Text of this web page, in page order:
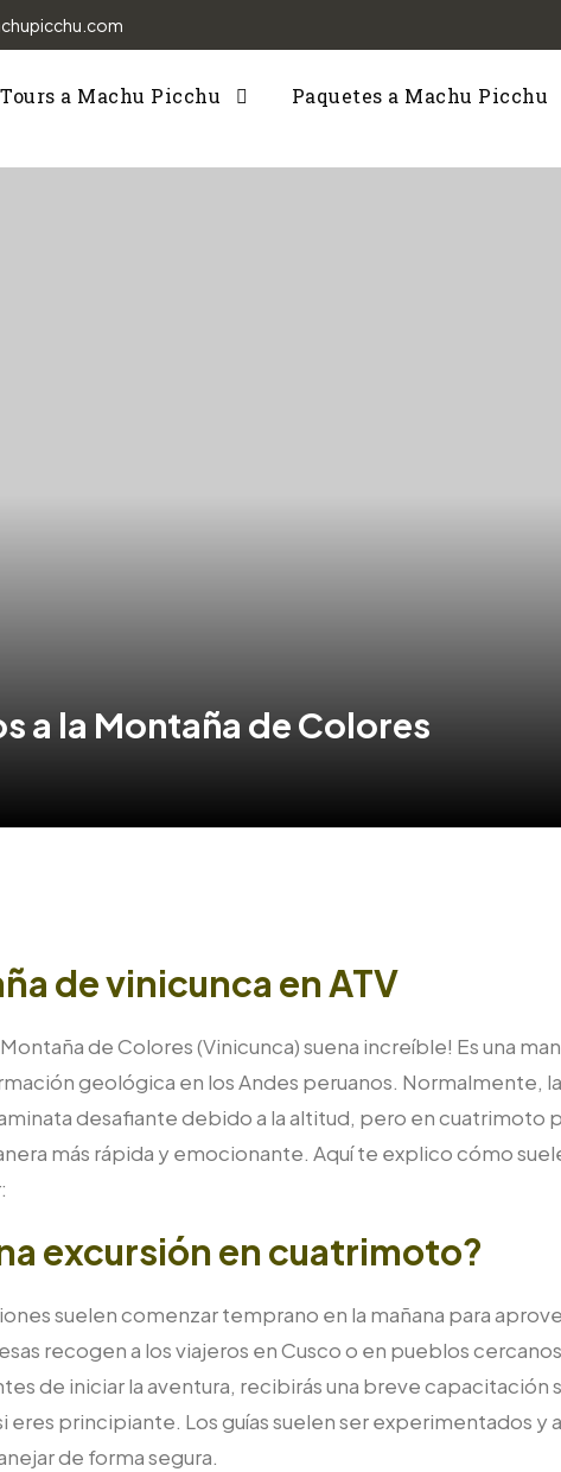
Tours a Machu Picchu Paquetes a Machu Picchu
a la Montaña de Colores
de vinicunca en ATV
de Colores (Vinicunca) suena increíble! Es una
geológica en los Andes peruanos. Normalmente,
desafiante debido a la altitud, pero en cuatrimoto
más rápida y emocionante. Aquí te explico cómo
excursión en cuatrimoto?
suelen comenzar temprano en la mañana para
recogen a los viajeros en Cusco o en pueblos
de iniciar la aventura, recibirás una breve capacitación
principiante. Los guías suelen ser experimentados y
de forma segura.